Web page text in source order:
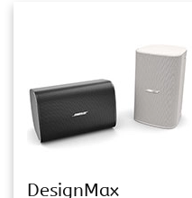
DesignMax